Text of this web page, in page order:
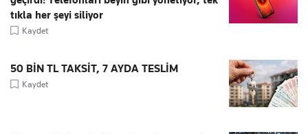
tıkla her şeyi siliyor
Kaydet
50 BİN TL TAKSİT, 7 AYDA TESLİM
Kaydet